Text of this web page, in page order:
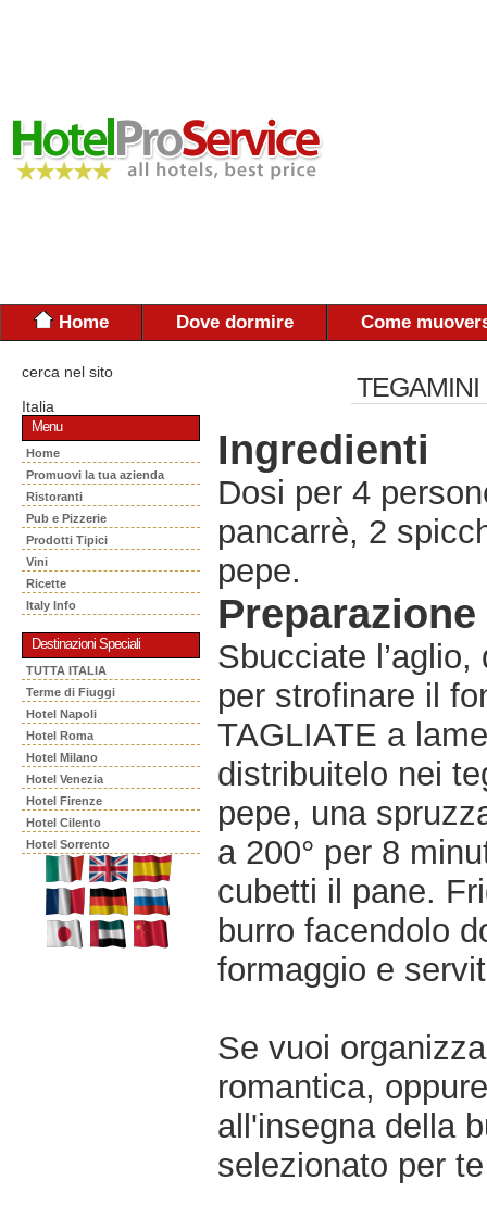
Home Dove dormire Come
cerca nel sito
Italia
Menu
Home
Promuovi la tua azienda
Ristoranti
Pub e Pizzerie
Prodotti Tipici
Vini
Ricette
Italy Info
Destinazioni Speciali
TUTTA ITALIA
Terme di Fiuggi
Hotel Napoli
Hotel Roma
Hotel Milano
Hotel Venezia
Hotel Firenze
Hotel Cilento
Hotel Sorrento
TEGAMINI
Ingredienti
Dosi per 4
pancarrè, 2
pepe.
Preparazione
Sbucciate
per strofinare il
TAGLIATE a
distribuitelo nei
pepe, una
a 200° per 8
cubetti il pane.
burro facendolo
formaggio e
Se vuoi
romantica,
all'insegna della
selezionato per